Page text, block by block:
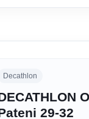
Decathlon
29-32